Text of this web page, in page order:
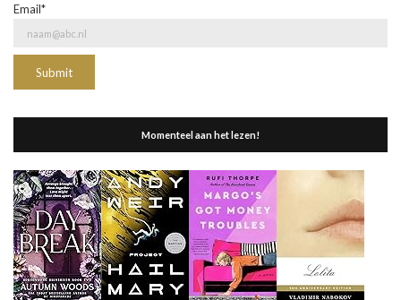
Email*
Momenteel aan het lezen!